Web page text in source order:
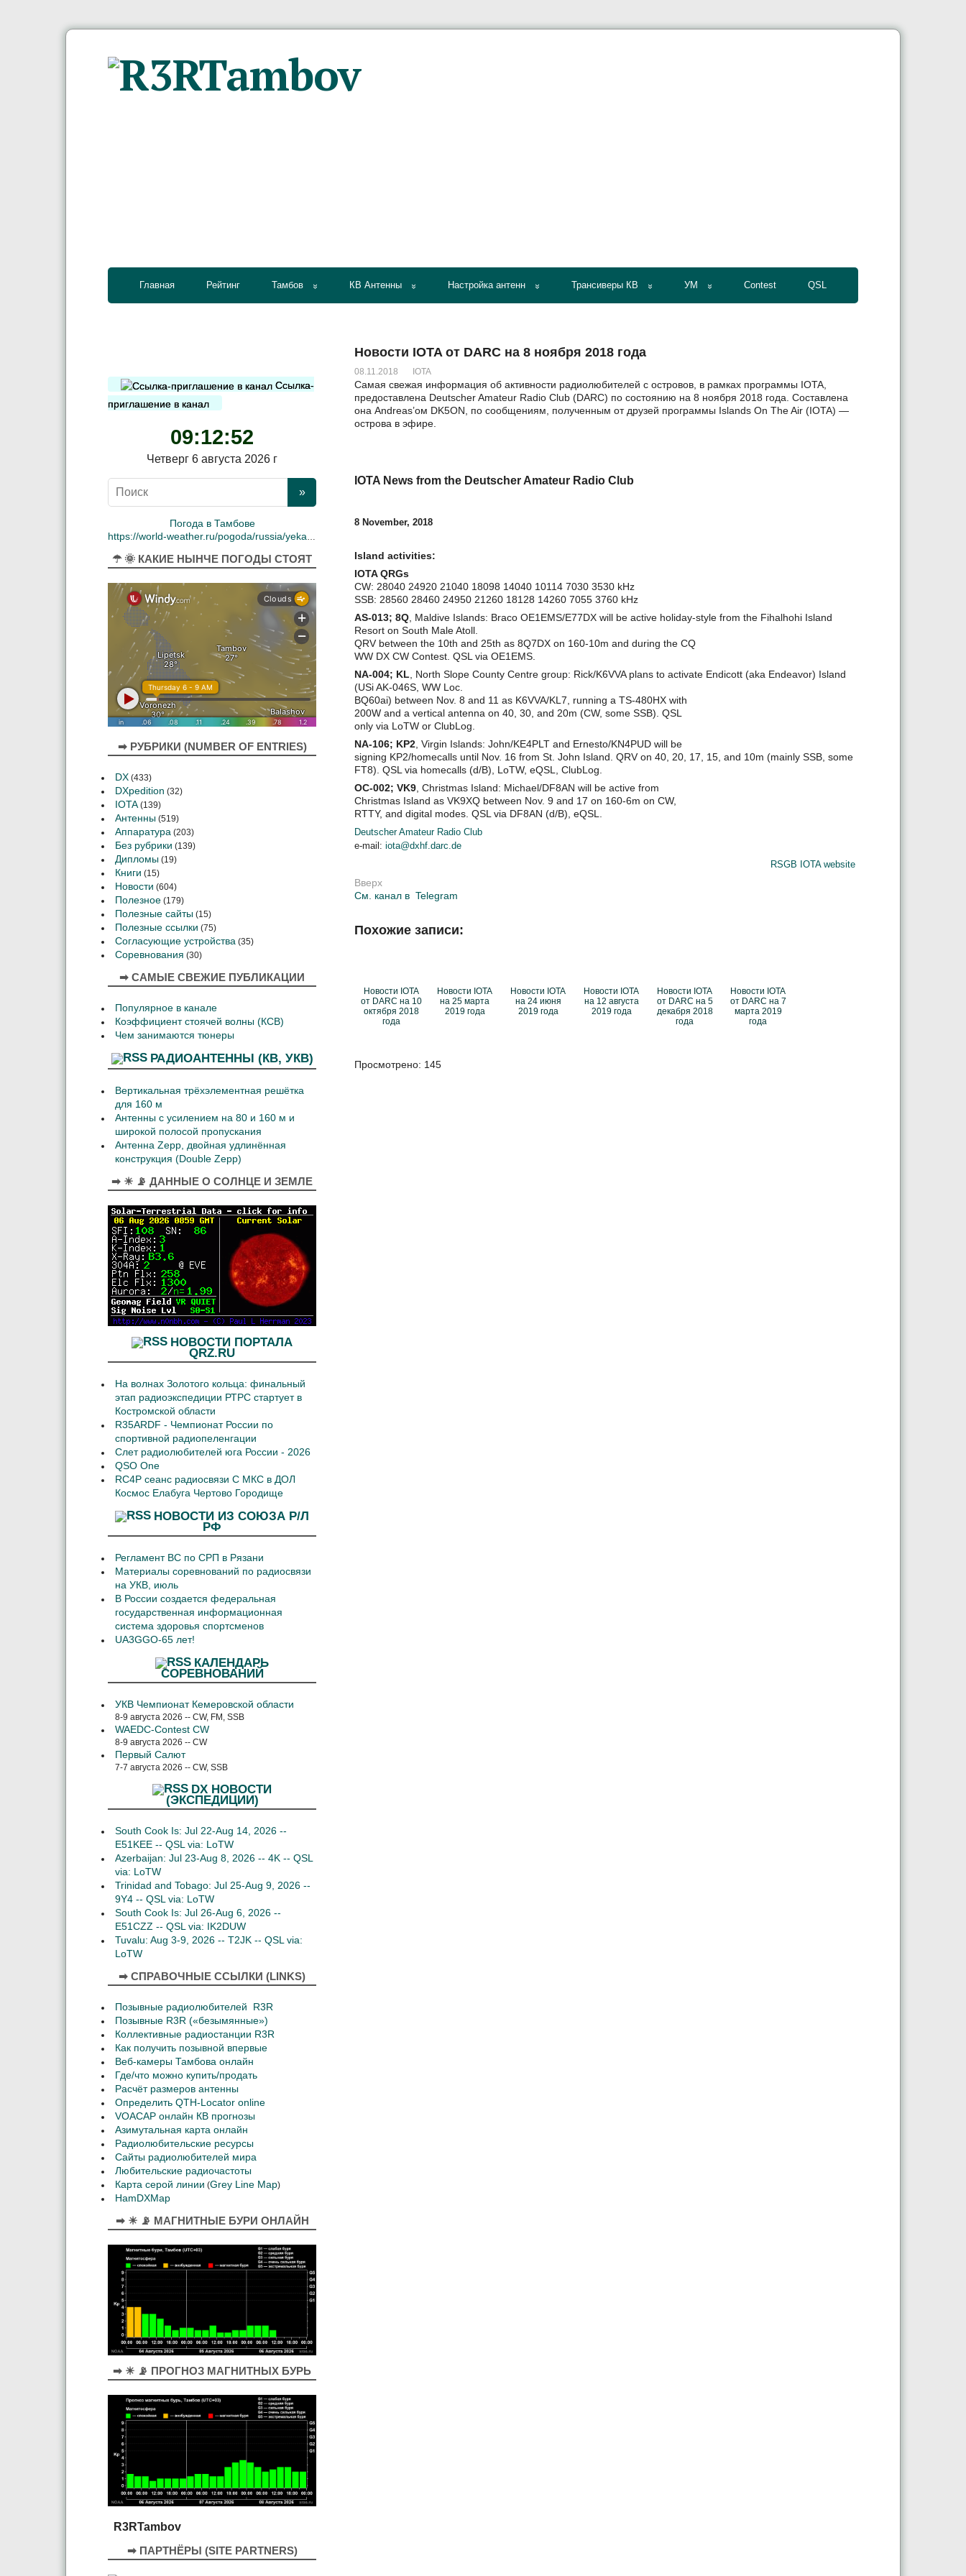
Главная Рейтинг Тамбов КВ Антенны Настройка антенн Трансиверы КВ УМ Contest QSL
Новости IOTA от DARC на 8 ноября 2018 года
08.11.2018 IOTA
Самая свежая информация об активности радиолюбителей с островов, в рамках программы IOTA,
предоставлена Deutscher Amateur Radio Club (DARC) по состоянию на 8 ноября 2018 года. Составлена
она Andreas’ом DK5ON, по сообщениям, полученным от друзей программы Islands On The Air (IOTA) —
острова в эфире.
IOTA News from the Deutscher Amateur Radio Club
8 November, 2018
Island activities:
IOTA QRGs
CW: 28040 24920 21040 18098 14040 10114 7030 3530 kHz
SSB: 28560 28460 24950 21260 18128 14260 7055 3760 kHz
AS-013; 8Q , Maldive Islands: Braco OE1EMS/E77DX will be active holiday-style from the Fihalhohi Island
Resort on South Male Atoll.
QRV between the 10th and 25th as 8Q7DX on 160-10m and during the CQ
WW DX CW Contest. QSL via OE1EMS.
NA-004; KL , North Slope County Centre group: Rick/K6VVA plans to activate Endicott (aka Endeavor) Island
(USi AK-046S, WW Loc.
BQ60ai) between Nov. 8 and 11 as K6VVA/KL7, running a TS-480HX with
200W and a vertical antenna on 40, 30, and 20m (CW, some SSB). QSL
only via LoTW or ClubLog.
NA-106; KP2 , Virgin Islands: John/KE4PLT and Ernesto/KN4PUD will be
signing KP2/homecalls until Nov. 16 from St. John Island. QRV on 40, 20, 17, 15, and 10m (mainly SSB, some
FT8). QSL via homecalls (d/B), LoTW, eQSL, ClubLog.
OC-002; VK9 , Christmas Island: Michael/DF8AN will be active from
Christmas Island as VK9XQ between Nov. 9 and 17 on 160-6m on CW,
RTTY, and digital modes. QSL via DF8AN (d/B), eQSL.
Deutscher Amateur Radio Club
e-mail:iota@dxhf.darc.de
RSGB IOTA website
Вверх
См. канал в Telegram
Похожие записи:
Новости IOTA
от DARC на 10
октября 2018
года
Новости IOTA
на 25 марта
2019 года
Новости IOTA
на 24 июня
2019 года
Новости IOTA
на 12 августа
2019 года
Новости IOTA
от DARC на 5
декабря 2018
года
Новости IOTA
от DARC на 7
марта 2019
года
Просмотрено: 145
Ссылка-
приглашение в канал
09:12:53
Четверг 6 августа 2026 г
Погода в Тамбове
https://world-weather.ru/pogoda/russia/yekaterinburg/
☂ 🌞 КАКИЕ НЫНЧЕ ПОГОДЫ СТОЯТ
➡ РУБРИКИ (NUMBER OF ENTRIES)
DX (433)
DXpedition (32)
IOTA (139)
Антенны (519)
Аппаратура (203)
Без рубрики (139)
Дипломы (19)
Книги (15)
Новости (604)
Полезное (179)
Полезные сайты (15)
Полезные ссылки (75)
Согласующие устройства (35)
Соревнования (30)
➡ САМЫЕ СВЕЖИЕ ПУБЛИКАЦИИ
Популярное в канале
Коэффициент стоячей волны (КСВ)
Чем занимаются тюнеры
РАДИОАНТЕННЫ (КВ, УКВ)
Вертикальная трёхэлементная решётка
для 160 м
Антенны с усилением на 80 и 160 м и
широкой полосой пропускания
Антенна Zepp, двойная удлинённая
конструкция (Double Zepp)
➡ ☀ 📡 ДАННЫЕ О СОЛНЦЕ И ЗЕМЛЕ
НОВОСТИ ПОРТАЛА
QRZ.RU
На волнах Золотого кольца: финальный
этап радиоэкспедиции РТРС стартует в
Костромской области
R35ARDF - Чемпионат России по
спортивной радиопеленгации
Слет радиолюбителей юга России - 2026
QSO One
RC4P сеанс радиосвязи С МКС в ДОЛ
Космос Елабуга Чертово Городище
НОВОСТИ ИЗ СОЮЗА Р/Л
РФ
Регламент ВС по СРП в Рязани
Материалы соревнований по радиосвязи
на УКВ, июль
В России создается федеральная
государственная информационная
система здоровья спортсменов
UA3GGO-65 лет!
КАЛЕНДАРЬ
СОРЕВНОВАНИЙ
УКВ Чемпионат Кемеровской области
8-9 августа 2026 -- CW, FM, SSB
WAEDC-Contest CW
8-9 августа 2026 -- CW
Первый Салют
7-7 августа 2026 -- CW, SSB
DX НОВОСТИ
(ЭКСПЕДИЦИИ)
South Cook Is: Jul 22-Aug 14, 2026 --
E51KEE -- QSL via: LoTW
Azerbaijan: Jul 23-Aug 8, 2026 -- 4K -- QSL
via: LoTW
Trinidad and Tobago: Jul 25-Aug 9, 2026 --
9Y4 -- QSL via: LoTW
South Cook Is: Jul 26-Aug 6, 2026 --
E51CZZ -- QSL via: IK2DUW
Tuvalu: Aug 3-9, 2026 -- T2JK -- QSL via:
LoTW
➡ СПРАВОЧНЫЕ ССЫЛКИ (LINKS)
Позывные радиолюбителей R3R
Позывные R3R («безымянные»)
Коллективные радиостанции R3R
Как получить позывной впервые
Веб-камеры Тамбова онлайн
Где/что можно купить/продать
Расчёт размеров антенны
Определить QTH-Locator online
VOACAP онлайн КВ прогнозы
Азимутальная карта онлайн
Радиолюбительские ресурсы
Сайты радиолюбителей мира
Любительские радиочастоты
Карта серой линии (Grey Line Map)
HamDXMap
➡ ☀ 📡 МАГНИТНЫЕ БУРИ ОНЛАЙН
➡ ☀ 📡 ПРОГНОЗ МАГНИТНЫХ БУРЬ
R3RTambov
➡ ПАРТНЁРЫ (SITE PARTNERS)